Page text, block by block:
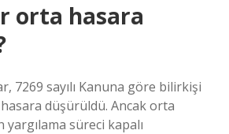
orta hasara
7269 sayılı Kanuna göre bilirkişi
düşürüldü. Ancak orta
yargılama süreci kapalı